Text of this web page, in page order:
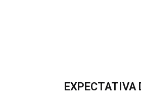
EXPECTATIVA